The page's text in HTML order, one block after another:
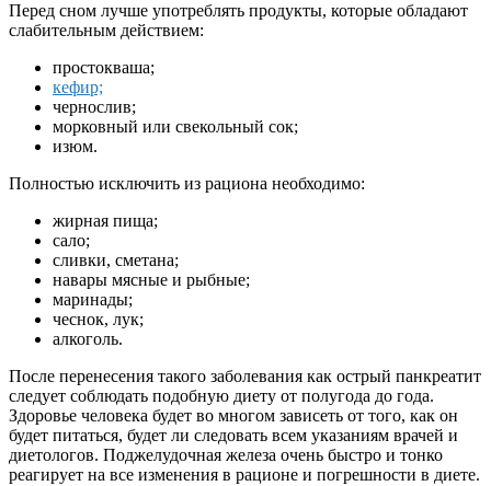
Перед сном лучше употреблять продукты, которые обладают
слабительным действием:
простокваша;
кефир;
чернослив;
морковный или свекольный сок;
изюм.
Полностью исключить из рациона необходимо:
жирная пища;
сало;
сливки, сметана;
навары мясные и рыбные;
маринады;
чеснок, лук;
алкоголь.
После перенесения такого заболевания как острый панкреатит
следует соблюдать подобную диету от полугода до года.
Здоровье человека будет во многом зависеть от того, как он
будет питаться, будет ли следовать всем указаниям врачей и
диетологов. Поджелудочная железа очень быстро и тонко
реагирует на все изменения в рационе и погрешности в диете.